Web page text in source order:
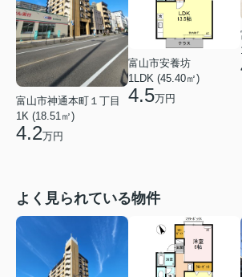
富山市神通本町１丁目
1K (18.51㎡)
4.2万円
富山市安養坊
1LDK (45.40㎡)
4.5万円
よく見られている物件